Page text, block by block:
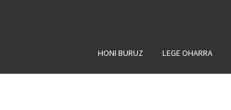
HONI BURUZ LEGE OHARRA